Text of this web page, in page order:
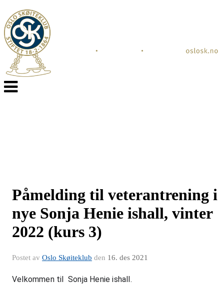
Veksle
navigasjon
Påmelding til veterantrening i
nye Sonja Henie ishall, vinter
2022 (kurs 3)
Postet av Oslo Skøiteklub den 16. des 2021
Velkommen til  Sonja Henie ishall.